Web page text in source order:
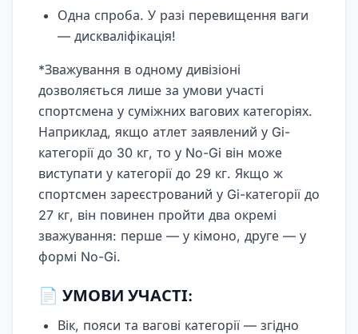
Одна спроба. У разі перевищення ваги
— дискваліфікація!
*Зважування в одному дивізіоні
дозволяється лише за умови участі
спортсмена у суміжних вагових категоріях.
Наприклад, якщо атлет заявлений у Gi-
категорії до 30 кг, то у No-Gi він може
виступати у категорії до 29 кг. Якщо ж
спортсмен зареєстрований у Gi-категорії до
27 кг, він повинен пройти два окремі
зважування: перше — у кімоно, друге — у
формі No-Gi.
📄 УМОВИ УЧАСТІ:
Вік, пояси та вагові категорії — згідно